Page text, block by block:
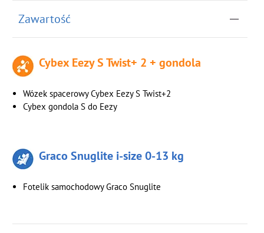
Zawartość
Cybex Eezy S Twist+ 2 + gondola
Wózek spacerowy Cybex Eezy S Twist+2
Cybex gondola S do Eezy
Graco Snuglite i-size 0-13 kg
Fotelik samochodowy Graco Snuglite